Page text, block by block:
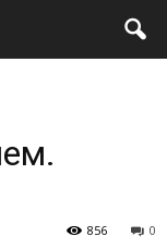
0
856